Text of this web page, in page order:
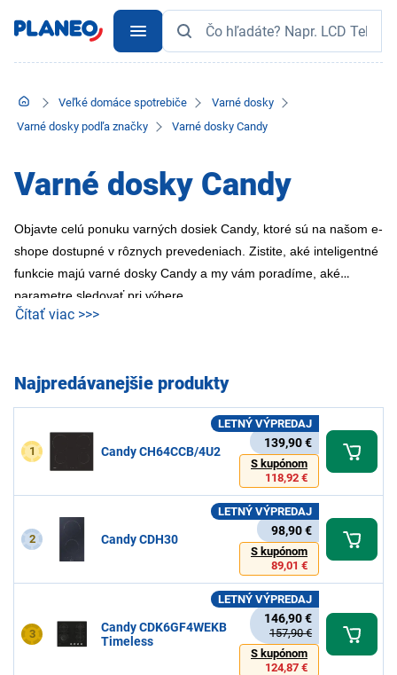
Veľké domáce spotrebiče
Varné dosky
Varné dosky podľa značky
Varné dosky Candy
Varné dosky Candy
Objavte celú ponuku varných dosiek Candy, ktoré sú na našom e-
shope dostupné v rôznych prevedeniach. Zistite, aké inteligentné
funkcie majú varné dosky Candy a my vám poradíme, aké
parametre sledovať pri výbere.
Čítať viac >>>
Najpredávanejšie produkty
1 Candy CH64CCB/4U2
LETNÝ VÝPREDAJ
139,90 €
S kupónom
118,92 €
2 Candy CDH30
LETNÝ VÝPREDAJ
98,90 €
S kupónom
89,01 €
3
Candy CDK6GF4WEKB
Timeless
LETNÝ VÝPREDAJ
146,90 €
157,90 €
S kupónom
124,87 €